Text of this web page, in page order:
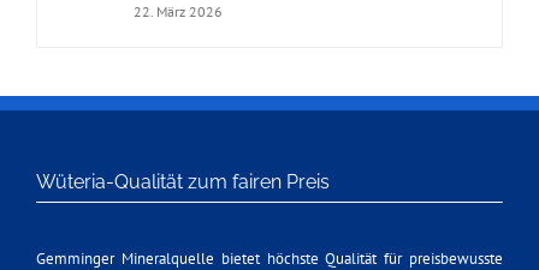
22. März 2026
Wüteria-Qualität zum fairen Preis
Gemminger Mineralquelle bietet höchste Qualität für preisbewusste